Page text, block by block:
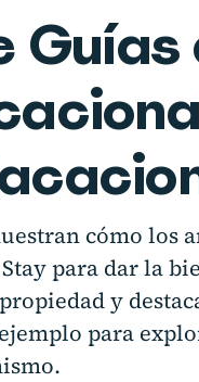
Guías
cómo los
para dar la
y
para